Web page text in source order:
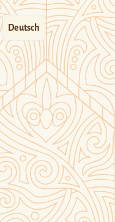
Deutsch